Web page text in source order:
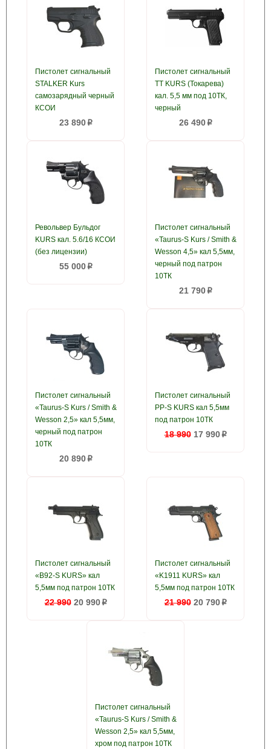
Пистолет сигнальный
STALKER Kurs
самозарядный черный
КСОИ
23 890p
Пистолет сигнальный
ТТ KURS (Токарева)
кал. 5,5 мм под 10ТК,
черный
26 490p
Револьвер Бульдог
KURS кал. 5.6/16 КСОИ
(без лицензии)
55 000p
Пистолет сигнальный
«Taurus-S Kurs / Smith &
Wesson 4,5» кал 5,5мм,
черный под патрон
10ТК
21 790p
Пистолет сигнальный
«Taurus-S Kurs / Smith &
Wesson 2,5» кал 5,5мм,
черный под патрон
10ТК
20 890p
Пистолет сигнальный
PP-S KURS кал 5,5мм
под патрон 10ТК
18 990 17 990p
Пистолет сигнальный
«B92-S KURS» кал
5,5мм под патрон 10ТК
22 990 20 990p
Пистолет сигнальный
«K1911 KURS» кал
5,5мм под патрон 10ТК
21 990 20 790p
Пистолет сигнальный
«Taurus-S Kurs / Smith &
Wesson 2,5» кал 5,5мм,
хром под патрон 10ТК